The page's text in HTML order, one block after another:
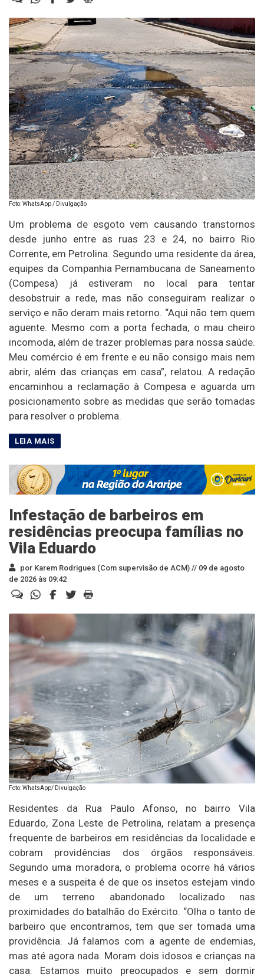
Foto: WhatsApp / Divulgação
Um problema de esgoto vem causando transtornos
desde junho entre as ruas 23 e 24, no bairro Rio
Corrente, em Petrolina. Segundo uma residente da área,
equipes da Companhia Pernambucana de Saneamento
(Compesa) já estiveram no local para tentar
desobstruir a rede, mas não conseguiram realizar o
serviço e não deram mais retorno. “Aqui não tem quem
aguente. Mesmo com a porta fechada, o mau cheiro
incomoda, além de trazer problemas para nossa saúde.
Meu comércio é em frente e eu não consigo mais nem
abrir, além das crianças em casa”, relatou. A redação
encaminhou a reclamação à Compesa e aguarda um
posicionamento sobre as medidas que serão tomadas
para resolver o problema.
Infestação de barbeiros em
residências preocupa famílias no
Vila Eduardo
por Karem Rodrigues (Com supervisão de ACM) // 09 de agosto
de 2026 às 09:42
Foto: WhatsApp/ Divulgação
Residentes da Rua Paulo Afonso, no bairro Vila
Eduardo, Zona Leste de Petrolina, relatam a presença
frequente de barbeiros em residências da localidade e
cobram providências dos órgãos responsáveis.
Segundo uma moradora, o problema ocorre há vários
meses e a suspeita é de que os insetos estejam vindo
de um terreno abandonado localizado nas
proximidades do batalhão do Exército. “Olha o tanto de
barbeiro que encontramos, tem que ser tomada uma
providência. Já falamos com a agente de endemias,
mas até agora nada. Moram dois idosos e crianças na
casa. Estamos muito preocupados e sem dormir